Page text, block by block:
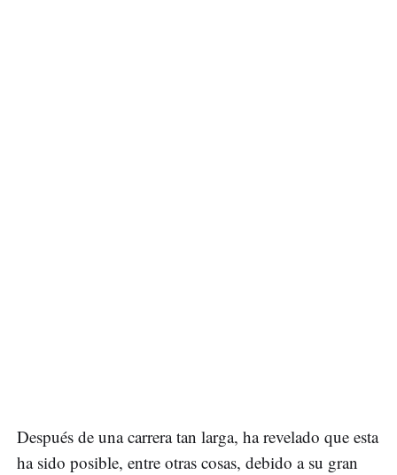
Después de una carrera tan larga, ha revelado que esta
ha sido posible, entre otras cosas, debido a su gran